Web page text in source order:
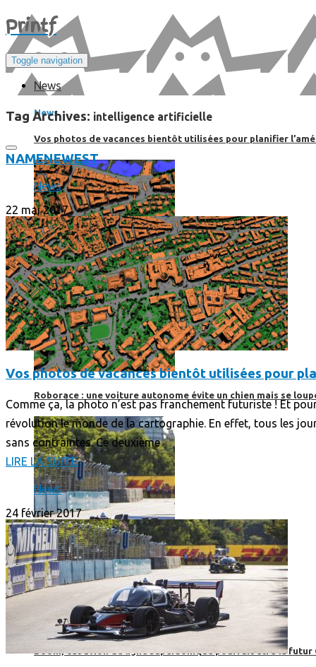
Printf
Toggle navigation
News
News
Vos photos de vacances bientôt utilisées pour planifier
Roborace : une voiture autonome évite un chien mais se
Boom, cet avion de ligne supersonique pourrait être le futur
Tag Archives: intelligence artificielle
NAMENEWEST
News
22 mai 2017
Vos photos de vacances bientôt utilisées pour
Comme ça, la photo n’est pas franchement futuriste ! Et
révolution le monde de la cartographie. En effet, tous les
sans contraintes. Ce deuxième
LIRE LA SUITE
News
24 février 2017